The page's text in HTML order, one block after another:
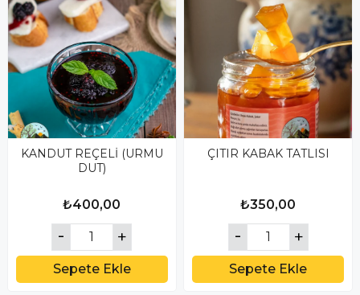
KANDUT REÇELİ (URMU
DUT)
₺400,00
Sepete Ekle
ÇITIR KABAK TATLISI
₺350,00
Sepete Ekle